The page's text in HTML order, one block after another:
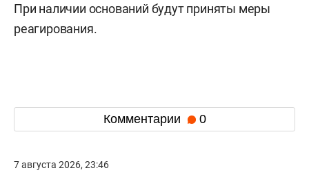
При наличии оснований будут приняты меры
реагирования.
Комментарии 0
7 августа 2026, 23:46